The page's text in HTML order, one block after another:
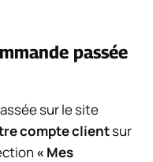
passée
sur le site
compte clientsur
« Mes